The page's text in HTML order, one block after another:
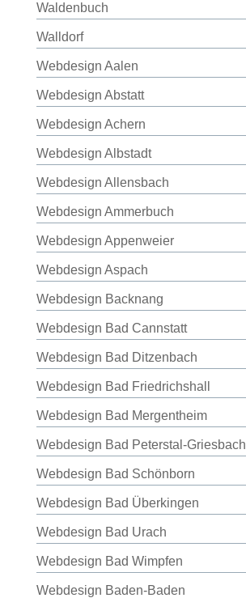
Waldenbuch
Walldorf
Webdesign Aalen
Webdesign Abstatt
Webdesign Achern
Webdesign Albstadt
Webdesign Allensbach
Webdesign Ammerbuch
Webdesign Appenweier
Webdesign Aspach
Webdesign Backnang
Webdesign Bad Cannstatt
Webdesign Bad Ditzenbach
Webdesign Bad Friedrichshall
Webdesign Bad Mergentheim
Webdesign Bad Peterstal-Griesbach
Webdesign Bad Schönborn
Webdesign Bad Überkingen
Webdesign Bad Urach
Webdesign Bad Wimpfen
Webdesign Baden-Baden